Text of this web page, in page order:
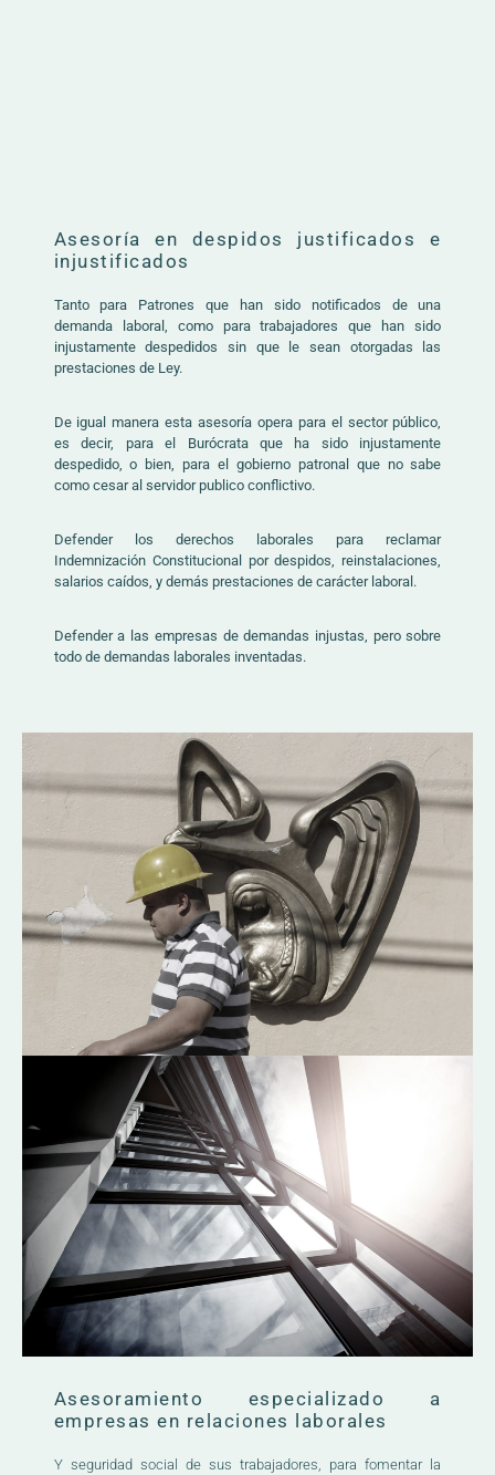
Asesoría en despidos justificados e
injustificados
Tanto para Patrones que han sido notificados de una
demanda laboral, como para trabajadores que han sido
injustamente despedidos sin que le sean otorgadas las
prestaciones de Ley.
De igual manera esta asesoría opera para el sector público,
es decir, para el Burócrata que ha sido injustamente
despedido, o bien, para el gobierno patronal que no sabe
como cesar al servidor publico conflictivo.
Defender los derechos laborales para reclamar
Indemnización Constitucional por despidos, reinstalaciones,
salarios caídos, y demás prestaciones de carácter laboral.
Defender a las empresas de demandas injustas, pero sobre
todo de demandas laborales inventadas.
Asesoramiento especializado a
empresas en relaciones laborales
Y seguridad social de sus trabajadores, para fomentar la